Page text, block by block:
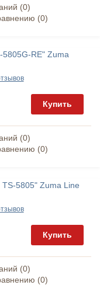
(0)
(0)
RE" Zuma
Купить
(0)
(0)
5805" Zuma Line
Купить
(0)
(0)